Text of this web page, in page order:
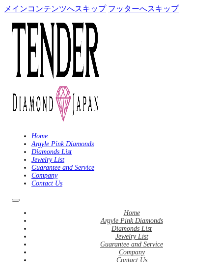
メインコンテンツへスキップ フッターへスキップ
Home
Argyle Pink Diamonds
Diamonds List
Jewelry List
Guarantee and Service
Company
Contact Us
Home
Argyle Pink Diamonds
Diamonds List
Jewelry List
Guarantee and Service
Company
Contact Us